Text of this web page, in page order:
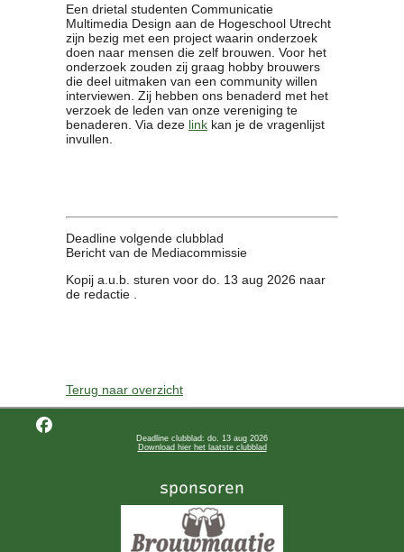
Een drietal studenten Communicatie
Multimedia Design aan de Hogeschool Utrecht
zijn bezig met een project waarin onderzoek
doen naar mensen die zelf brouwen. Voor het
onderzoek zouden zij graag hobby brouwers
die deel uitmaken van een community willen
interviewen. Zij hebben ons benaderd met het
verzoek de leden van onze vereniging te
benaderen. Via deze link kan je de vragenlijst
invullen.
Deadline volgende clubblad
Bericht van de Mediacommissie
Kopij a.u.b. sturen voor do. 13 aug 2026 naar
de redactie .
Terug naar overzicht
- Professioneel
- Biersommeliers
Recepten
Recepten
Zoeken
Lid worden
Brouwcursus
Nieuwsflitsen
Sponsoren
Inloggen
Deadline clubblad: do. 13 aug 2026
Download hier het laatste clubblad
sponsoren